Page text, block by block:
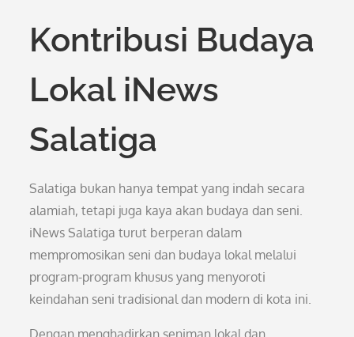
Kontribusi Budaya
Lokal iNews
Salatiga
Salatiga bukan hanya tempat yang indah secara
alamiah, tetapi juga kaya akan budaya dan seni.
iNews Salatiga turut berperan dalam
mempromosikan seni dan budaya lokal melalui
program-program khusus yang menyoroti
keindahan seni tradisional dan modern di kota ini.
Dengan menghadirkan seniman lokal dan